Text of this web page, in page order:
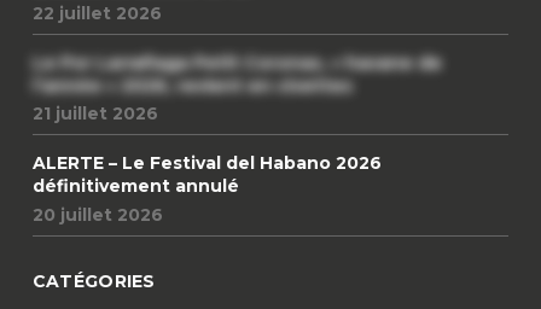
22 juillet 2026
Le Por Larrañaga Petit Coronas, « havane de
l’année » 2026, revient en civettes
21 juillet 2026
ALERTE – Le Festival del Habano 2026
définitivement annulé
20 juillet 2026
CATÉGORIES